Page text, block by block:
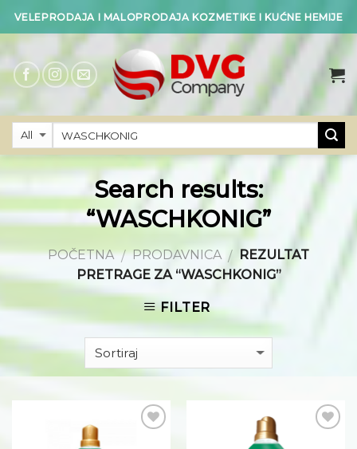
SkipVELEPRODAJA I MALOPRODAJA KOZMETIKE I KUĆNE HEMIJE
Search results:
“WASCHKONIG”
POČETNA / PRODAVNICA /
REZULTAT
PRETRAGE ZA “WASCHKONIG”
FILTER